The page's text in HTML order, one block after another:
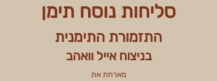
סליחות נוסח תימן
התזמורת התימנית
בניצוח אייל וואהב
מארחת את